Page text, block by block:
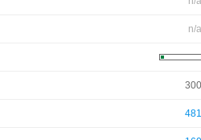
n/a
300
481